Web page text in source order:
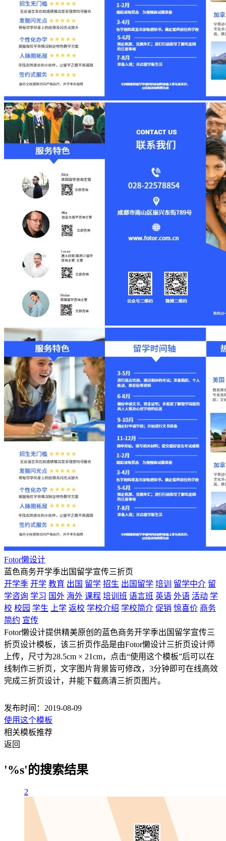
Fotor懒设计
蓝色商务开学季出国留学宣传三折页
开学季 开学 教育 出国 留学 招生 出国留学 培训 留学中介 留
学咨询 学习 国外 海外 课程 培训班 语言班 英语 外语 活动 学
校 校园 学生 上学 返校 学校介绍 学校简介 促销 惊喜价 商务
简约 宣传
Fotor懒设计提供精美原创的蓝色商务开学季出国留学宣传三
折页设计模板，该三折页作品是由Fotor懒设计三折页设计师
上传，尺寸为28.5cm × 21cm，点击“使用这个模板”后可以在
线制作三折页，文字图片背景皆可修改，3分钟即可在线高效
完成三折页设计，并能下载高清三折页图片。
发布时间：2019-08-09
使用这个模板
相关模板推荐
返回
'%s'的搜索结果
2